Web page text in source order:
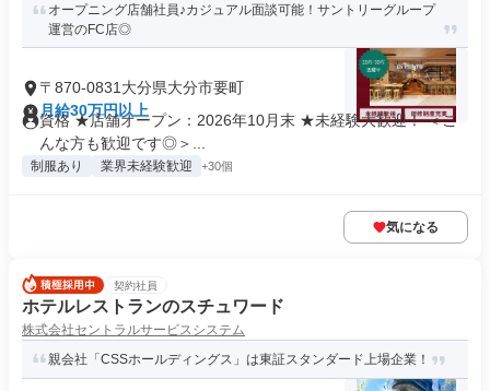
オープニング店舗社員♪カジュアル面談可能！サントリーグループ
運営のFC店◎
〒870-0831大分県大分市要町
月給30万円以上
資格 ★店舗オープン：2026年10月末 ★未経験大歓迎！ ＜こ
んな方も歓迎です◎＞...
制服あり 業界未経験歓迎 +30個
気になる
契約社員
ホテルレストランのスチュワード
株式会社セントラルサービスシステム
親会社「CSSホールディングス」は東証スタンダード上場企業！